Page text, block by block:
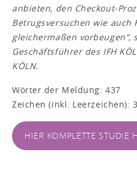
anbieten, den Checkout-
Betrugsversuchen wie auch
gleichermaßen vorbeugen“,
Geschäftsführer des IFH
KÖLN.
Wörter der Meldung: 437
Zeichen (inkl. Leerzeichen):
HIER KOMPLETTE STUDIE